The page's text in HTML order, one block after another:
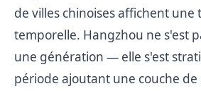
de villes chinoises affichent une
temporelle. Hangzhou ne s'est
une génération — elle s'est
période ajoutant une couche de